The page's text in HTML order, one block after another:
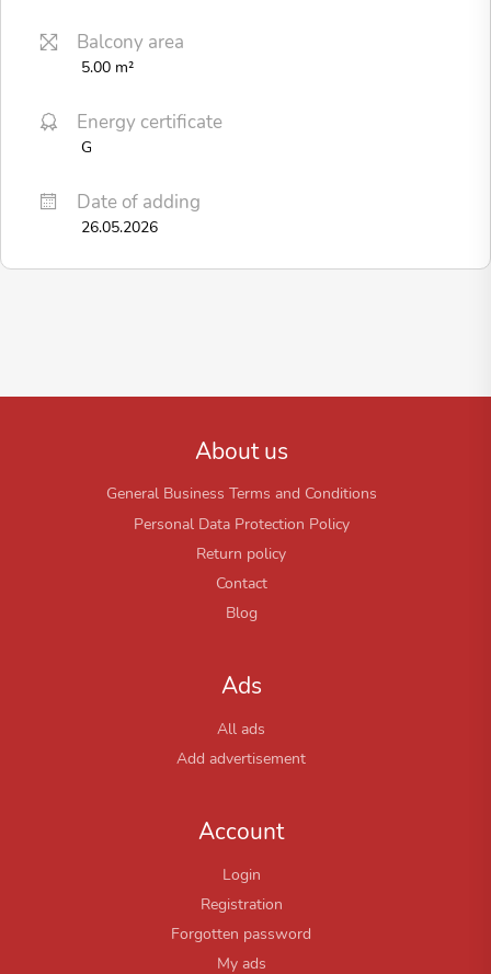
Balcony area
5.00 m²
Energy certificate
G
Date of adding
26.05.2026
About us
General Business Terms and Conditions
Personal Data Protection Policy
Return policy
Contact
Blog
Ads
All ads
Add advertisement
Account
Login
Registration
Forgotten password
My ads